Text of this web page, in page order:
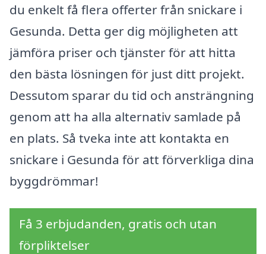
du enkelt få flera offerter från snickare i
Gesunda. Detta ger dig möjligheten att
jämföra priser och tjänster för att hitta
den bästa lösningen för just ditt projekt.
Dessutom sparar du tid och ansträngning
genom att ha alla alternativ samlade på
en plats. Så tveka inte att kontakta en
snickare i Gesunda för att förverkliga dina
byggdrömmar!
Få 3 erbjudanden, gratis och utan
förpliktelser